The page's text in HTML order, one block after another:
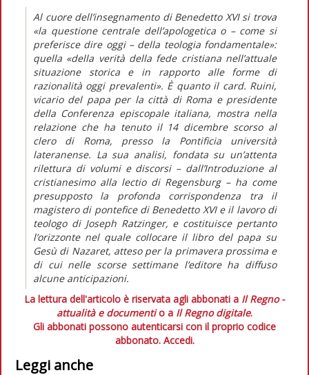
Al cuore dell’insegnamento di Benedetto XVI si trova
«la questione centrale dell’apologetica o – come si
preferisce dire oggi – della teologia fondamentale»:
quella «della verità della fede cristiana nell’attuale
situazione storica e in rapporto alle forme di
razionalità oggi prevalenti». È quanto il card. Ruini,
vicario del papa per la città di Roma e presidente
della Conferenza episcopale italiana, mostra nella
relazione che ha tenuto il 14 dicembre scorso al
clero di Roma, presso la Pontificia università
lateranense. La sua analisi, fondata su un’attenta
rilettura di volumi e discorsi – dall’Introduzione al
cristianesimo alla lectio di Regensburg – ha come
presupposto la profonda corrispondenza tra il
magistero di pontefice di Benedetto XVI e il lavoro di
teologo di Joseph Ratzinger, e costituisce pertanto
l’orizzonte nel quale collocare il libro del papa su
Gesù di Nazaret, atteso per la primavera prossima e
di cui nelle scorse settimane l’editore ha diffuso
alcune anticipazioni.
La lettura dell'articolo è riservata agli abbonati a Il Regno -
attualità e documentio a Il Regno digitale.
Gli abbonati possono autenticarsi con il proprio codice
abbonato. Accedi.
Leggi anche